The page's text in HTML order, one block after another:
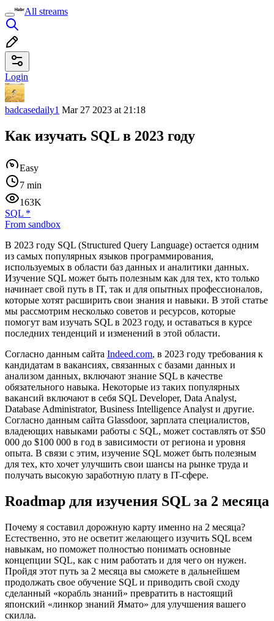
All streams
Login
badcasedaily1 Mar 27 2023 at 21:18
Как изучать SQL в 2023 году
Easy
7 min
163K
SQL *
From sandbox
В 2023 году SQL (Structured Query Language) остается одним
из самых популярных языков программирования,
используемых в области баз данных и аналитики данных.
Изучение SQL может быть полезным как для тех, кто только
начинает свой путь в IT, так и для опытных профессионалов,
которые хотят расширить свои знания и навыки. В этой статье
мы рассмотрим несколько советов и ресурсов, которые
помогут вам изучать SQL в 2023 году, и оставаться в курсе
последних тенденций и изменений в этой области.
Согласно данным сайта Indeed.com, в 2023 году требования к
кандидатам в вакансиях, связанных с базами данных и
анализом данных, включают знание SQL в качестве
обязательного навыка. Некоторые из таких популярных
вакансий включают в себя SQL Developer, Data Analyst,
Database Administrator, Business Intelligence Analyst и другие.
Согласно данным сайта Glassdoor, зарплата специалистов,
владеющих навыками работы с SQL, может составлять от $50
000 до $100 000 в год в зависимости от региона и уровня
опыта. В связи с этим, изучение SQL может быть полезным
для тех, кто хочет улучшить свои шансы на рынке труда и
получать высокую заработную плату в IT-сфере.
Roadmap для изучения SQL за 2 месяца
Почему я составил дорожную карту именно на 2 месяца?
Естественно, это не осветит желающего изучить SQL всем
навыкам, но поможет полностью понимать основные
концепции SQL, как с ним работать и для чего он нужен.
Пройдя этот путь за 2 месяца вы сможете в дальнейшем
продолжать свое обучение SQL и приводить свой сходу
сделанный «корабль знаний» превратить в настоящий
японский «линкор знаний Ямато» для улучшения вашего
скилла.